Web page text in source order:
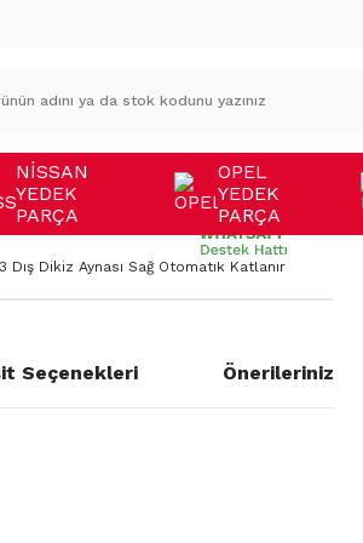
NİSSAN
YEDEK
PARÇA
OPEL
YEDEK
PARÇA
Dikiz Aynası Sağ Otomatik Katlanır
Seçenekleri Önerileriniz